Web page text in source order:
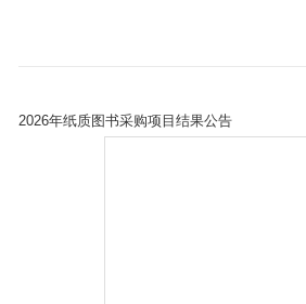
2026年纸质图书采购项目结果公告